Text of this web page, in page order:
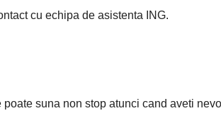
cu echipa de asistenta ING.
suna non stop atunci cand aveti